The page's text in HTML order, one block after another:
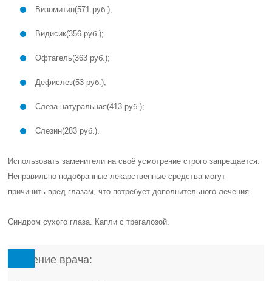
Визомитин(571 руб.);
Видисик(356 руб.);
Офтагель(363 руб.);
Дефислез(53 руб.);
Слеза натуральная(413 руб.);
Слезин(283 руб.).
Использовать заменители на своё усмотрениестрого запрещается.
Неправильно подобранные лекарственные средства могут
причинить вред глазам, что потребует дополнительного лечения.
Синдром сухого глаза. Капли с трегалозой.
Мнение врача: